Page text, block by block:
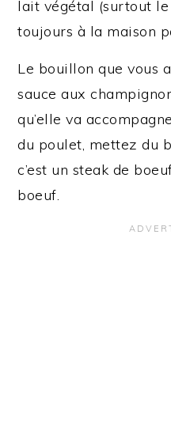
lait végétal (surtout le
toujours à la maison
Le bouillon que vous
sauce aux
qu’elle va
du poulet, mettez du
c’est un steak de
boeuf.